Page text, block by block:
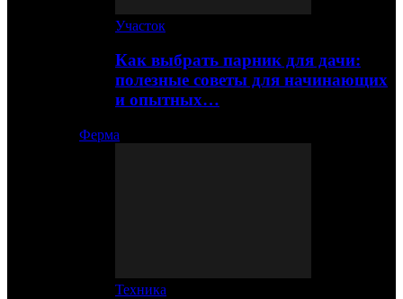
Участок
Как выбрать парник для дачи:
полезные советы для начинающих
и опытных…
Ферма
Техника